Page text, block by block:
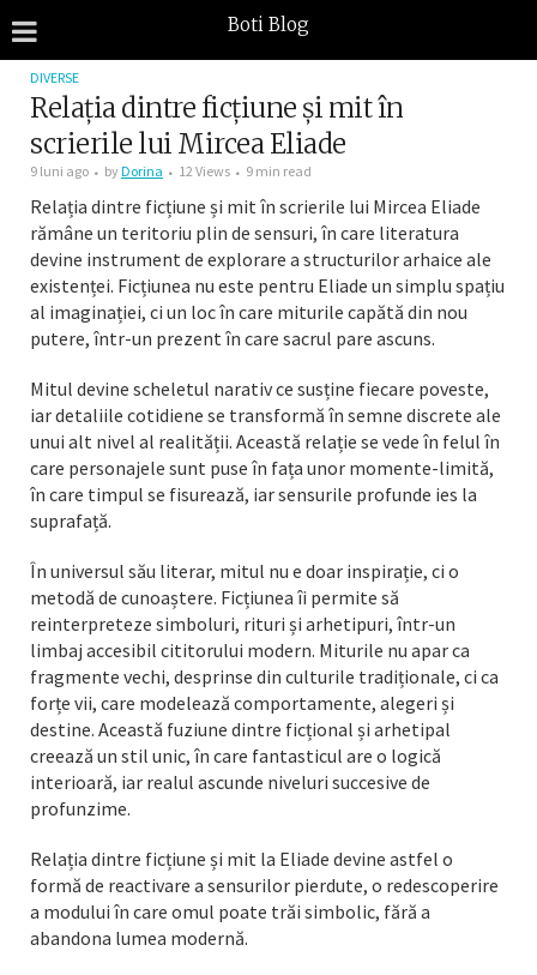
Boti Blog
DIVERSE
Relația dintre ficțiune și mit în
scrierile lui Mircea Eliade
9 luni ago byDorina 12 Views 9 min read
Relația dintre ficțiune și mit în scrierile lui Mircea Eliade
rămâne un teritoriu plin de sensuri, în care literatura
devine instrument de explorare a structurilor arhaice ale
existenței. Ficțiunea nu este pentru Eliade un simplu spațiu
al imaginației, ci un loc în care miturile capătă din nou
putere, într-un prezent în care sacrul pare ascuns.
Mitul devine scheletul narativ ce susține fiecare poveste,
iar detaliile cotidiene se transformă în semne discrete ale
unui alt nivel al realității. Această relație se vede în felul în
care personajele sunt puse în fața unor momente-limită,
în care timpul se fisurează, iar sensurile profunde ies la
suprafață.
În universul său literar, mitul nu e doar inspirație, ci o
metodă de cunoaștere. Ficțiunea îi permite să
reinterpreteze simboluri, rituri și arhetipuri, într-un
limbaj accesibil cititorului modern. Miturile nu apar ca
fragmente vechi, desprinse din culturile tradiționale, ci ca
forțe vii, care modelează comportamente, alegeri și
destine. Această fuziune dintre ficțional și arhetipal
creează un stil unic, în care fantasticul are o logică
interioară, iar realul ascunde niveluri succesive de
profunzime.
Relația dintre ficțiune și mit la Eliade devine astfel o
formă de reactivare a sensurilor pierdute, o redescoperire
a modului în care omul poate trăi simbolic, fără a
abandona lumea modernă.